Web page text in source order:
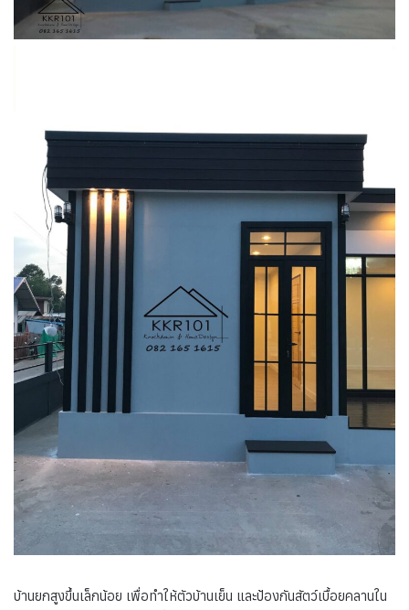
บ้านยกสูงขึ้นเล็กน้อย เพื่อทำให้ตัวบ้านเย็น และป้องกันสัตว์เบื้อยคลานใน